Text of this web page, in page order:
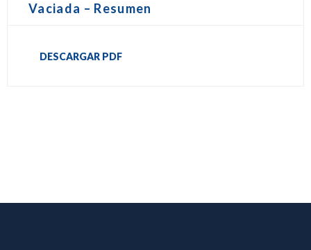
Vaciada – Resumen
DESCARGAR PDF